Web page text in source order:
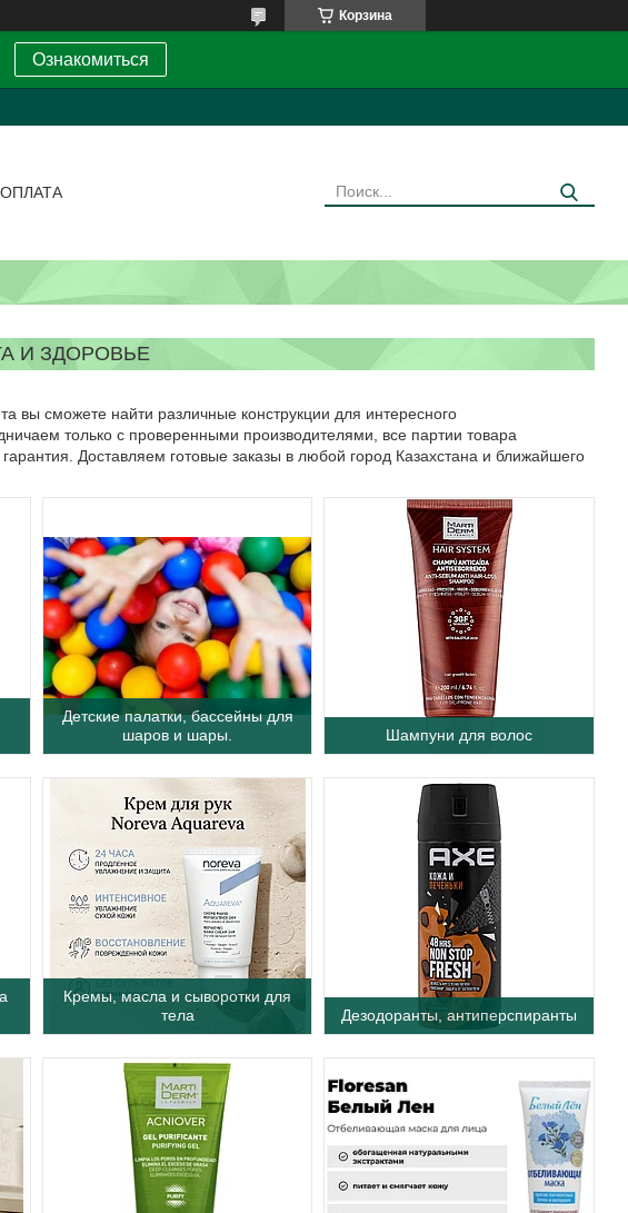
Корзина
Ознакомиться
И ЗДОРОВЬЕ
вы сможете найти различные конструкции для интересного
только с проверенными производителями, все партии товара
Доставляем готовые заказы в любой город Казахстана и ближайшего
Детские палатки, бассейны для
шаров и шары.
Шампуни для волос
Кремы, масла и сыворотки для
тела
Дезодоранты, антиперспиранты